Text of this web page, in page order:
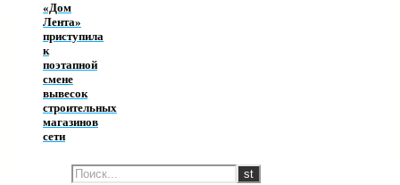
«Дом
Лента»
приступила
к
поэтапной
смене
вывесок
строительных
магазинов
сети